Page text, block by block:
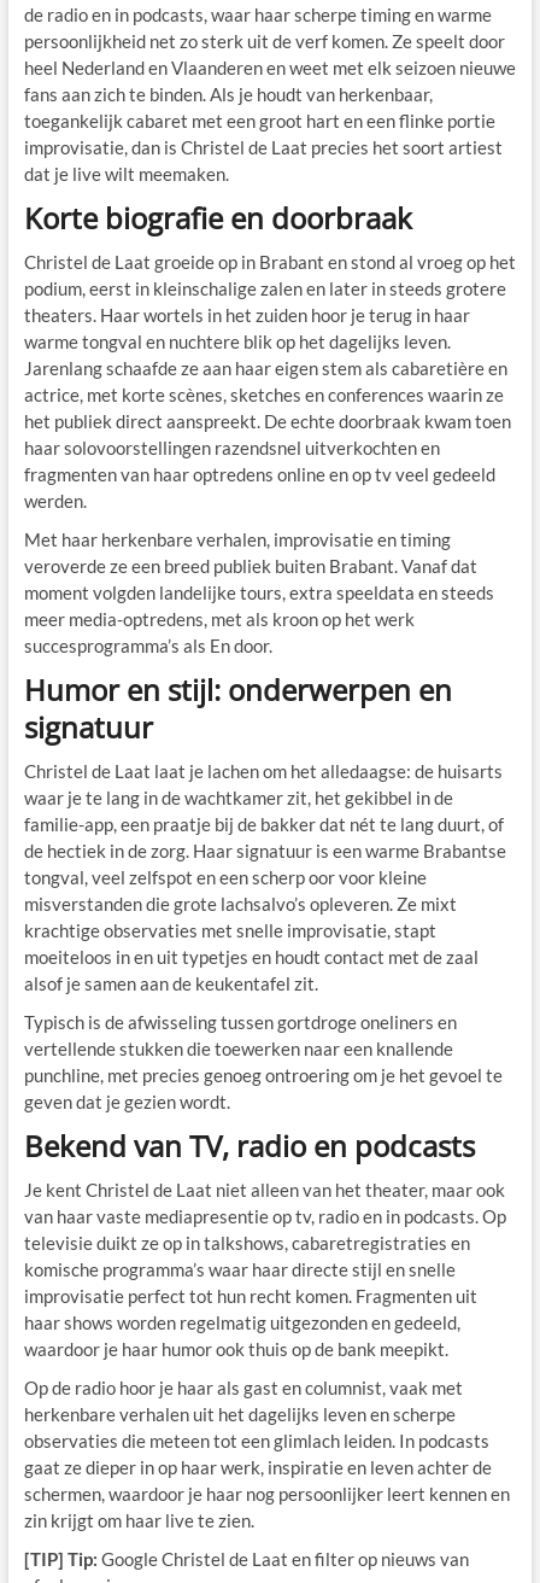
de radio en in podcasts, waar haar scherpe timing en warme
persoonlijkheid net zo sterk uit de verf komen. Ze speelt door
heel Nederland en Vlaanderen en weet met elk seizoen nieuwe
fans aan zich te binden. Als je houdt van herkenbaar,
toegankelijk cabaret met een groot hart en een flinke portie
improvisatie, dan is Christel de Laat precies het soort artiest
dat je live wilt meemaken.
Korte biografie en doorbraak
Christel de Laat groeide op in Brabant en stond al vroeg op het
podium, eerst in kleinschalige zalen en later in steeds grotere
theaters. Haar wortels in het zuiden hoor je terug in haar
warme tongval en nuchtere blik op het dagelijks leven.
Jarenlang schaafde ze aan haar eigen stem als cabaretière en
actrice, met korte scènes, sketches en conferences waarin ze
het publiek direct aanspreekt. De echte doorbraak kwam toen
haar solovoorstellingen razendsnel uitverkochten en
fragmenten van haar optredens online en op tv veel gedeeld
werden.
Met haar herkenbare verhalen, improvisatie en timing
veroverde ze een breed publiek buiten Brabant. Vanaf dat
moment volgden landelijke tours, extra speeldata en steeds
meer media-optredens, met als kroon op het werk
succesprogramma’s als En door.
Humor en stijl: onderwerpen en
signatuur
Christel de Laat laat je lachen om het alledaagse: de huisarts
waar je te lang in de wachtkamer zit, het gekibbel in de
familie-app, een praatje bij de bakker dat nét te lang duurt, of
de hectiek in de zorg. Haar signatuur is een warme Brabantse
tongval, veel zelfspot en een scherp oor voor kleine
misverstanden die grote lachsalvo’s opleveren. Ze mixt
krachtige observaties met snelle improvisatie, stapt
moeiteloos in en uit typetjes en houdt contact met de zaal
alsof je samen aan de keukentafel zit.
Typisch is de afwisseling tussen gortdroge oneliners en
vertellende stukken die toewerken naar een knallende
punchline, met precies genoeg ontroering om je het gevoel te
geven dat je gezien wordt.
Bekend van TV, radio en podcasts
Je kent Christel de Laat niet alleen van het theater, maar ook
van haar vaste mediapresentie op tv, radio en in podcasts. Op
televisie duikt ze op in talkshows, cabaretregistraties en
komische programma’s waar haar directe stijl en snelle
improvisatie perfect tot hun recht komen. Fragmenten uit
haar shows worden regelmatig uitgezonden en gedeeld,
waardoor je haar humor ook thuis op de bank meepikt.
Op de radio hoor je haar als gast en columnist, vaak met
herkenbare verhalen uit het dagelijks leven en scherpe
observaties die meteen tot een glimlach leiden. In podcasts
gaat ze dieper in op haar werk, inspiratie en leven achter de
schermen, waardoor je haar nog persoonlijker leert kennen en
zin krijgt om haar live te zien.
[TIP] Tip: Google Christel de Laat en filter op nieuws van